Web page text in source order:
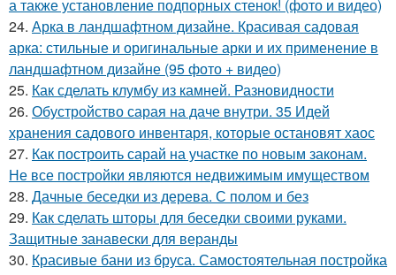
а также установление подпорных стенок! (фото и видео)
24. Арка в ландшафтном дизайне. Красивая садовая
арка: стильные и оригинальные арки и их применение в
ландшафтном дизайне (95 фото + видео)
25. Как сделать клумбу из камней. Разновидности
26. Обустройство сарая на даче внутри. 35 Идей
хранения садового инвентаря, которые остановят хаос
27. Как построить сарай на участке по новым законам.
Не все постройки являются недвижимым имуществом
28. Дачные беседки из дерева. С полом и без
29. Как сделать шторы для беседки своими руками.
Защитные занавески для веранды
30. Красивые бани из бруса. Самостоятельная постройка